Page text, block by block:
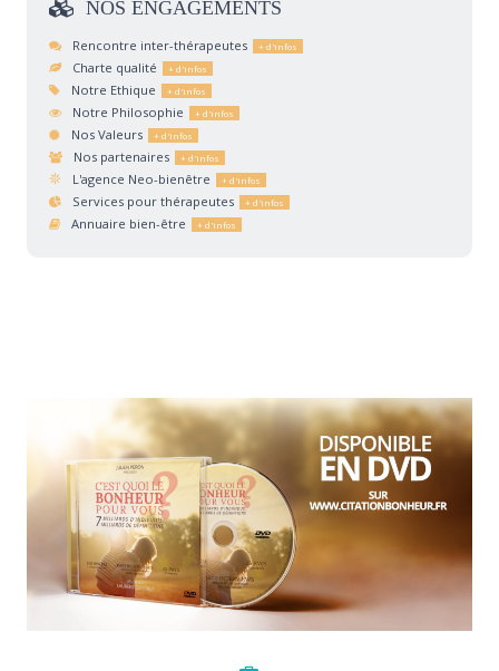
NOS ENGAGEMENTS
Rencontre inter-thérapeutes
Charte qualité
Notre Ethique
Notre Philosophie
Nos Valeurs
Nos partenaires
L'agence Neo-bienêtre
Services pour thérapeutes
Annuaire bien-être